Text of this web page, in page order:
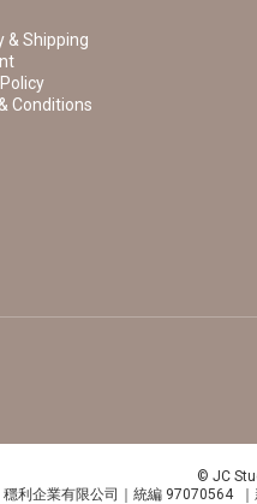
& Shipping
Conditions
© JC
穩利企業有限公司｜統編 97070564